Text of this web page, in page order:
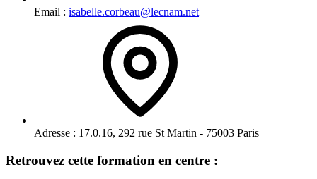
Email : isabelle.corbeau@lecnam.net
Adresse : 17.0.16, 292 rue St Martin - 75003 Paris
Retrouvez cette formation en centre :